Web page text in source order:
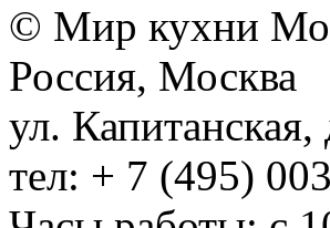
© Мир кухни
Россия, Москва
ул. Капитанская,
тел: + 7 (495)